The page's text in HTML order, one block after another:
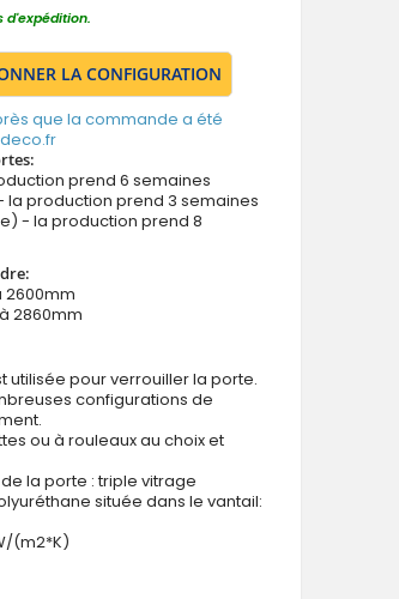
d'expédition.
LA CONFIGURATION
que la commande a été
prend 6 semaines
la production prend 3 semaines
- la production prend 8
2600mm
2860mm
utilisée pour verrouiller la porte.
configurations de
ou à rouleaux au choix et
la porte : triple vitrage
située dans le vantail:
(m2*K)